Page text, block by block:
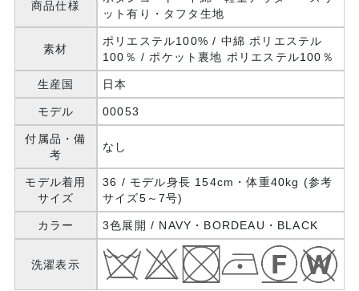
商品仕様
ット有り・タフタ生地
素材
ポリエステル100% / 中綿 ポリエステル
100％ / ポケット裏地 ポリエステル100％
生産国 日本
モデル 00053
付属品・備
考
なし
モデル着用
サイズ
36 / モデル身長 154cm・体重40kg (参考
サイズ5～7号)
カラー 3色展開 / NAVY・BORDEAU・BLACK
洗濯表示